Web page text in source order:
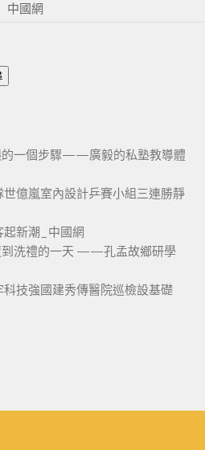
中國網
的一個步驟——廣毅的私塾教導體
億嵐室內設計乒賽小組三連勝靜
起新潮_中國網
到洗禮的一天 ——孔孟故鄉研學
技強國建秀傳醫院巡檢設基礎